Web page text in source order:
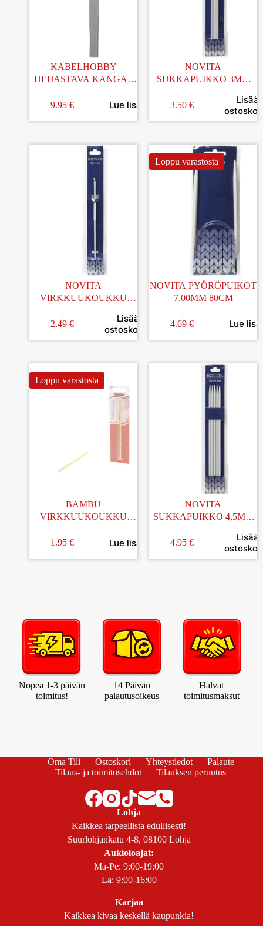
KABELHOBBY
HEIJASTAVA KANGAS
9.95 € Lue lisää
NOVITA
SUKKAPUIKKO 3MM
3.50 €
Lisää
NOVITA
VIRKKUUKOUKKU
2.49 €
Lisää
ostoskoriin
Loppu varastosta
NOVITA PYÖRÖPUIKOT
7,00MM 80CM
4.69 € Lue
Loppu varastosta
BAMBU
VIRKKUUKOUKKU
1.95 € Lue lisää
NOVITA
SUKKAPUIKKO 4,5MM
4.95 €
Lisää
Nopea 1-3 päivän
toimitus!
14 Päivän
palautusoikeus
Halvat
toimitusmaksut
Oma Tili Ostoskori Yhteystiedot
Palaute
Tilaus- ja toimitusehdot
Tilauksen peruutus
Lohja
Kaikkea tarpeellista edullisesti!
Suurlohjankatu 4-8, 08100 Lohja
Aukioloajat:
Ma-Pe: 9:00-19:00
La: 9:00-16:00
Karjaa
Kaikkea kivaa keskellä kaupunkia!